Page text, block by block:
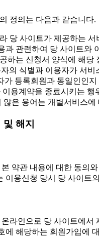
정의는 다음과 같습니다.
당 사이트가 제공하는 서
과 관련하여 당 사이트와
하는 신청서 양식에 해
의 식별과 이용자가 서
가 등록회원과 동일인인
용계약을 종료시키는 행
않은 용어는 개별서비스
해지
약관 내용에 대한 동의
이용신청 당시 당 사이트
라인으로 당 사이트에
에 해당하는 회원가입에